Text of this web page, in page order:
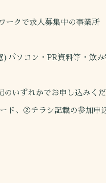
ークで求人募集中の事業所
ソコン・PR資料等・飲み
いずれかでお申し込みくだ
、②チラシ記載の参加申